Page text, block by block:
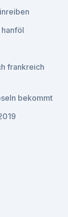
frankreich
bekommt